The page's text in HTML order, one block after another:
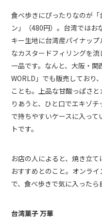
食べ歩きにぴったりなのが
ン」（480円）。台湾ではお
キー生地に台湾産パイナッ
なカスタードフィリングを
一品です。なんと、大阪・
WORLD」でも販売しており
ことも。上品な甘酸っぱさ
りあうと、ひと口でエキゾ
で持ちやすいケースに入っ
トです。
お店の人によると、焼き立
おすすめとのこと。オンラ
で、食べ歩きで気に入ったら
台湾菓子 万華